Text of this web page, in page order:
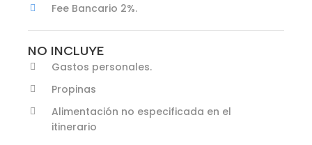
Fee Bancario 2%.
NO INCLUYE
Gastos personales.
Propinas
Alimentación no especificada en el
itinerario